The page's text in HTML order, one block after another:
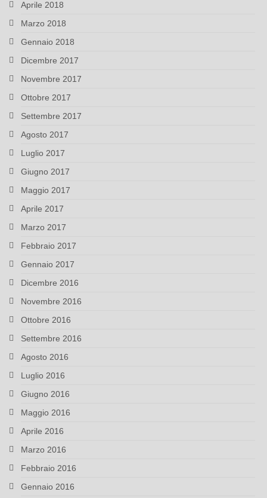
Aprile 2018
Marzo 2018
Gennaio 2018
Dicembre 2017
Novembre 2017
Ottobre 2017
Settembre 2017
Agosto 2017
Luglio 2017
Giugno 2017
Maggio 2017
Aprile 2017
Marzo 2017
Febbraio 2017
Gennaio 2017
Dicembre 2016
Novembre 2016
Ottobre 2016
Settembre 2016
Agosto 2016
Luglio 2016
Giugno 2016
Maggio 2016
Aprile 2016
Marzo 2016
Febbraio 2016
Gennaio 2016